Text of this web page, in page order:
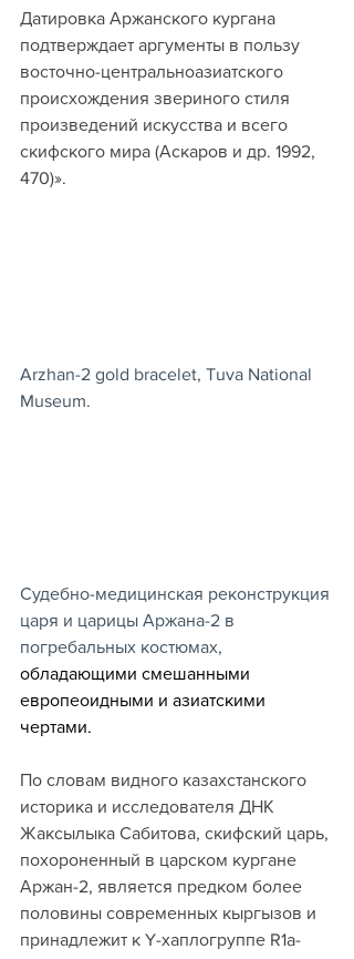
Датировка Аржанского кургана
подтверждает аргументы в пользу
восточно-центральноазиатского
происхождения звериного стиля
произведений искусства и всего
скифского мира (Аскаров и др. 1992,
470)».
Arzhan-2 gold bracelet, Tuva National
Museum.
Судебно-медицинская реконструкция
царя и царицы Аржана-2 в
погребальных костюмах,
обладающими смешанными
европеоидными и азиатскими
чертами.
По словам видного казахстанского
историка и исследователя ДНК
Жаксылыка Сабитова, скифский царь,
похороненный в царском кургане
Аржан-2, является предком более
половины современных кыргызов и
принадлежит к Y-хаплогруппе R1a-